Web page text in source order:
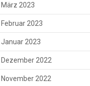
März 2023
Februar 2023
Januar 2023
Dezember 2022
November 2022